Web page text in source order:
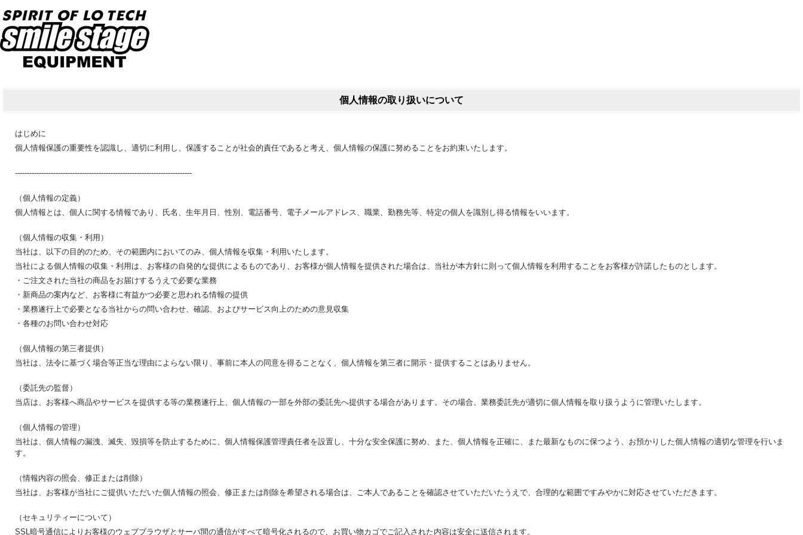
個人情報の取り扱いについて
はじめに
個人情報保護の重要性を認識し、適切に利用し、保護することが社会的責任であると考え、個人情報の保護に努めることをお約束いたします。
--------------------------------------------------------------------------
（個人情報の定義）
個人情報とは、個人に関する情報であり、氏名、生年月日、性別、電話番号、電子メールアドレス、職業、勤務先等、特定の個人を識別し得る情報をいいます。
（個人情報の収集・利用）
当社は、以下の目的のため、その範囲内においてのみ、個人情報を収集・利用いたします。
当社による個人情報の収集・利用は、お客様の自発的な提供によるものであり、お客様が個人情報を提供された場合は、当社が本方針に則って個人情報を利用することをお客様が許諾したものとします。
・ご注文された当社の商品をお届けするうえで必要な業務
・新商品の案内など、お客様に有益かつ必要と思われる情報の提供
・業務遂行上で必要となる当社からの問い合わせ、確認、およびサービス向上のための意見収集
・各種のお問い合わせ対応
（個人情報の第三者提供）
当社は、法令に基づく場合等正当な理由によらない限り、事前に本人の同意を得ることなく、個人情報を第三者に開示・提供することはありません。
（委託先の監督）
当店は、お客様へ商品やサービスを提供する等の業務遂行上、個人情報の一部を外部の委託先へ提供する場合があります。その場合、業務委託先が適切に個人情報を取り扱うように管理いたします。
（個人情報の管理）
当社は、個人情報の漏洩、滅失、毀損等を防止するために、個人情報保護管理責任者を設置し、十分な安全保護に努め、また、個人情報を正確に、また最新なものに保つよう、お預かりした個人情報の適切な管理を行いま
す。
（情報内容の照会、修正または削除）
当社は、お客様が当社にご提供いただいた個人情報の照会、修正または削除を希望される場合は、ご本人であることを確認させていただいたうえで、合理的な範囲ですみやかに対応させていただきます。
（セキュリティーについて）
SSL暗号通信によりお客様のウェブブラウザとサーバ間の通信がすべて暗号化されるので、お買い物カゴでご記入された内容は安全に送信されます。